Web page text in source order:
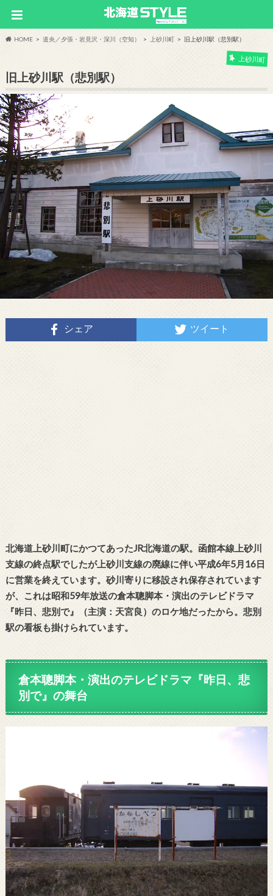
HOME 道央／夕張・岩見沢・深川（空知） 上砂川町 旧上砂川駅（悲別駅）
上砂川町
旧上砂川駅（悲別駅）
シェア ツイート
北海道上砂川町にかつてあったJR北海道の駅。函館本線上砂川
支線の終点駅でしたが上砂川支線の廃線に伴い平成6年5月16日
に営業を終えています。砂川寄りに移設され保存されています
が、これは昭和59年放送の倉本聰脚本・演出のテレビドラマ
『昨日、悲別で』（主演：天宮良）のロケ地だったから。悲別
駅の看板も掛けられています。
倉本聰脚本・演出のテレビドラマ『昨日、悲
別で』の舞台